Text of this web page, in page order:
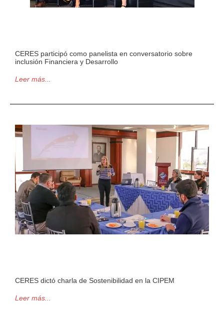
CERES participó como panelista en conversatorio sobre
inclusión Financiera y Desarrollo
Leer más...
CERES dictó charla de Sostenibilidad en la CIPEM
Leer más...